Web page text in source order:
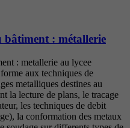
bâtiment : métallerie
: metallerie au lycee
aux techniques de
metalliques destines au
la lecture de plans, le tracage
les techniques de debit
la conformation des metaux